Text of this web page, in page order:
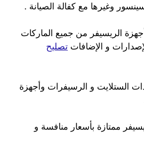
وغيرها مع كفالة الصيانة .
الريسيفر من جميع الماركات
و الإضافات تصليح
الستلايت و الرسيفرات وأجهزة
ممتازة بأسعار منافسة و